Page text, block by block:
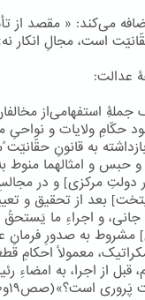
می‌کند: « مقصد از
است، مجالِ انکار
عدالت:
جملۀِ استفهامی‌از
حکّامِ ولایات و نواحیِ
به قانونِ حقّانیّت
و امثالهما منوط به
دولتِ مرکزی] و در
بعد از تحقیق و
و اجراءِ ما یَستحقُ
مشروط به صدورِ فرمانِ
معمولاً احکامِ
قبل از اجرا، به
است؟»(صص۱۹و۲۰).